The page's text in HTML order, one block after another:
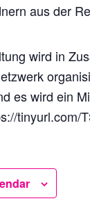
aus der
wird in
es wird ein
tinyurl.com/